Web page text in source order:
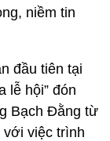
niềm tin
đầu tiên tại
lễ hội” đón
Bạch Đằng từ
với việc trình